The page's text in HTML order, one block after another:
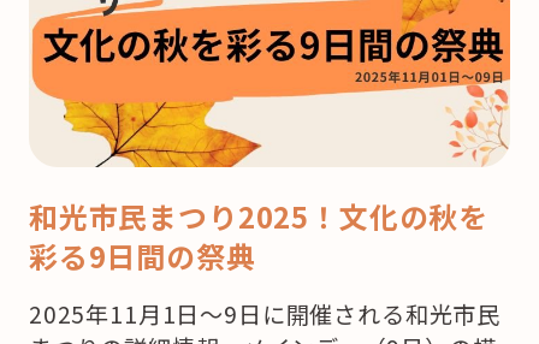
2019【朝
霞、
和
編
】”
の
和光市民まつり2025！文化の秋を
彩る9日間の祭典
2025年11月1日～9日に開催される和光市民